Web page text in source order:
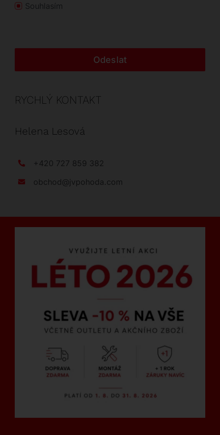
Souhlasím
Odeslat
RYCHLÝ KONTAKT
Helena Lesová
+420 727 859 382
obchod@jvpohoda.com